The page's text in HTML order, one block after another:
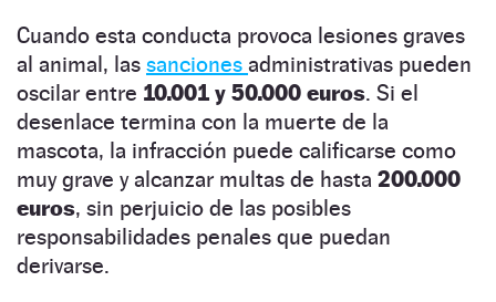
Cuando esta conducta provoca lesiones graves
al animal, las sanciones administrativas pueden
oscilar entre 10.001 y 50.000 euros. Si el
desenlace termina con la muerte de la
mascota, la infracción puede calificarse como
muy grave y alcanzar multas de hasta 200.000
euros, sin perjuicio de las posibles
responsabilidades penales que puedan
derivarse.